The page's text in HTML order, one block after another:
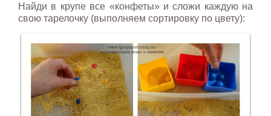
Найди в крупе все «конфеты» и сложи каждую на
свою тарелочку (выполняем сортировку по цвету):